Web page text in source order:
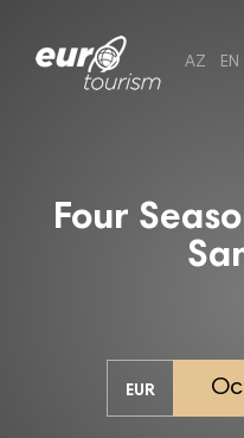
AZ EN
Four
EUR